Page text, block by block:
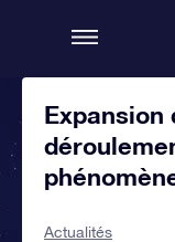
Expansion
Actualités